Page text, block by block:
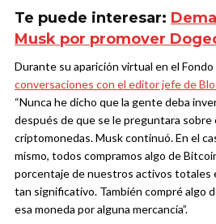
Te puede interesar:
Musk por promover
Durante su aparición virtual en el
conversaciones con el editor jefe de
“Nunca he dicho que la gente deba
después de que se le preguntara sobre
criptomonedas. Musk continuó. En el
mismo, todos compramos algo de
porcentaje de nuestros activos totales
tan significativo. También compré algo
esa moneda por alguna mercancía”.